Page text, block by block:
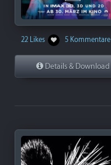
22 Likes 5 Kommentare
Details & Download